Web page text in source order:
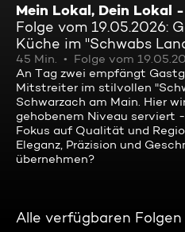
Mein Lokal, Dein Lokal
Folge vom 19.05.2026:
Küche im "Schwabs
45 Min. Folge vom
An Tag zwei empfängt
Mitstreiter im stilvollen
Schwarzach am Main. Hier
gehobenem Niveau serviert
Fokus auf Qualität und
Eleganz, Präzision und
übernehmen?
Alle verfügbaren Folgen